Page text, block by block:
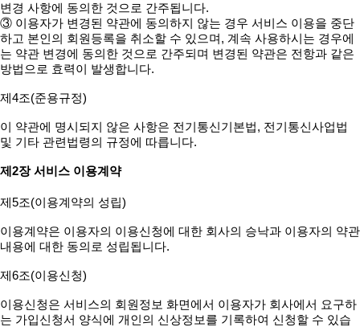
변경 사항에 동의한 것으로 간주됩니다.
③ 이용자가 변경된 약관에 동의하지 않는 경우 서비스 이용을 중단
하고 본인의 회원등록을 취소할 수 있으며, 계속 사용하시는 경우에
는 약관 변경에 동의한 것으로 간주되며 변경된 약관은 전항과 같은
방법으로 효력이 발생합니다.
제4조(준용규정)
이 약관에 명시되지 않은 사항은 전기통신기본법, 전기통신사업법
및 기타 관련법령의 규정에 따릅니다.
제2장 서비스 이용계약
제5조(이용계약의 성립)
이용계약은 이용자의 이용신청에 대한 회사의 승낙과 이용자의 약관
내용에 대한 동의로 성립됩니다.
제6조(이용신청)
이용신청은 서비스의 회원정보 화면에서 이용자가 회사에서 요구하
는 가입신청서 양식에 개인의 신상정보를 기록하여 신청할 수 있습